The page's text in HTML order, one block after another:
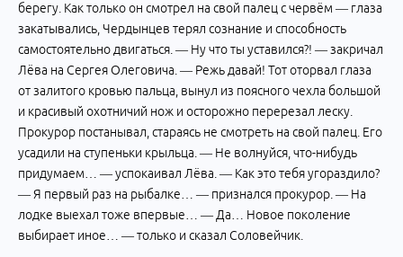
берегу. Как только он смотрел на свой палец с червём — глаза
закатывались, Чердынцев терял сознание и способность
самостоятельно двигаться. — Ну что ты уставился?! — закричал
Лёва на Сергея Олеговича. — Режь давай! Тот оторвал глаза
от залитого кровью пальца, вынул из поясного чехла большой
и красивый охотничий нож и осторожно перерезал леску.
Прокурор постанывал, стараясь не смотреть на свой палец. Его
усадили на ступеньки крыльца. — Не волнуйся, что-нибудь
придумаем… — успокаивал Лёва. — Как это тебя угораздило?
— Я первый раз на рыбалке… — признался прокурор. — На
лодке выехал тоже впервые… — Да… Новое поколение
выбирает иное… — только и сказал Соловейчик.